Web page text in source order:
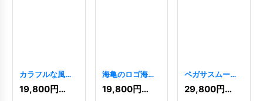
カラフルな風車
ロゴカラフルな
風車のロゴ
19,800円(税込)
海亀のロゴ海を
泳ぐウミガメの
ロゴ[ 9493]
19,800円(税込)
ペガサスムーン
ロゴ[6351]
29,800円(税込)